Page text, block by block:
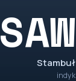
SAW
Stambuł
indyk